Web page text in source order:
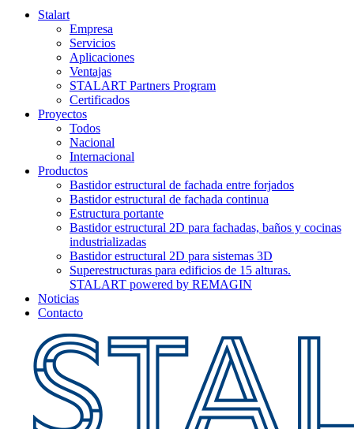
Stalart
Empresa
Servicios
Aplicaciones
Ventajas
STALART Partners Program
Certificados
Proyectos
Todos
Nacional
Internacional
Productos
Bastidor estructural de fachada entre forjados
Bastidor estructural de fachada continua
Estructura portante
Bastidor estructural 2D para fachadas, baños y cocinas
industrializadas
Bastidor estructural 2D para sistemas 3D
Superestructuras para edificios de 15 alturas.
STALART powered by REMAGIN
Noticias
Contacto